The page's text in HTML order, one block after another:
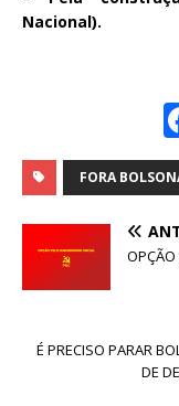
Nacional).
FORA
OPÇÃO
É PRECISO PARAR
DE